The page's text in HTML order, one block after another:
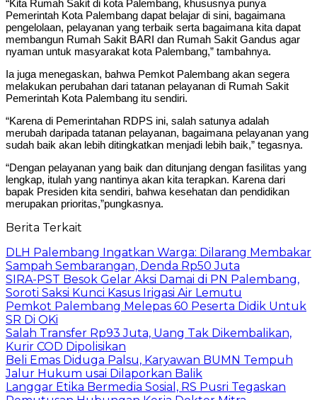
“Kita Rumah Sakit di kota Palembang, khususnya punya
Pemerintah Kota Palembang dapat belajar di sini, bagaimana
pengelolaan, pelayanan yang terbaik serta bagaimana kita dapat
membangun Rumah Sakit BARI dan Rumah Sakit Gandus agar
nyaman untuk masyarakat kota Palembang,” tambahnya.
Ia juga menegaskan, bahwa Pemkot Palembang akan segera
melakukan perubahan dari tatanan pelayanan di Rumah Sakit
Pemerintah Kota Palembang itu sendiri.
“Karena di Pemerintahan RDPS ini, salah satunya adalah
merubah daripada tatanan pelayanan, bagaimana pelayanan yang
sudah baik akan lebih ditingkatkan menjadi lebih baik,” tegasnya.
“Dengan pelayanan yang baik dan ditunjang dengan fasilitas yang
lengkap, itulah yang nantinya akan kita terapkan. Karena dari
bapak Presiden kita sendiri, bahwa kesehatan dan pendidikan
merupakan prioritas,”pungkasnya.
Berita Terkait
DLH Palembang Ingatkan Warga: Dilarang Membakar
Sampah Sembarangan, Denda Rp50 Juta
SIRA-PST Besok Gelar Aksi Damai di PN Palembang,
Soroti Saksi Kunci Kasus Irigasi Air Lemutu
Pemkot Palembang Melepas 60 Peserta Didik Untuk
SR Di OKi
Salah Transfer Rp93 Juta, Uang Tak Dikembalikan,
Kurir COD Dipolisikan
Beli Emas Diduga Palsu, Karyawan BUMN Tempuh
Jalur Hukum usai Dilaporkan Balik
Langgar Etika Bermedia Sosial, RS Pusri Tegaskan